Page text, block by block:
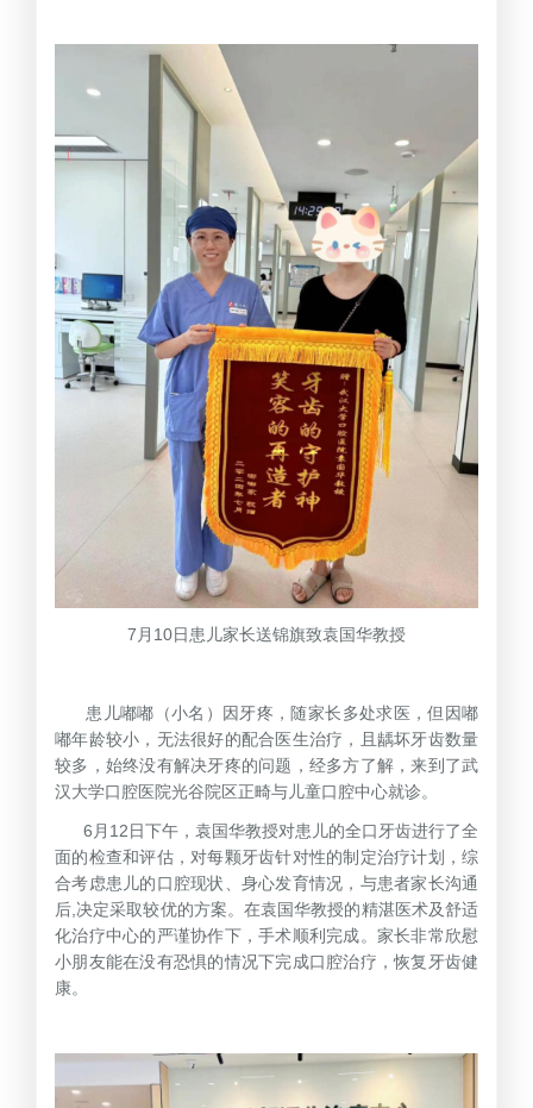
7月10日患儿家长送锦旗致袁国华教授
患儿嘟嘟（小名）因牙疼，随家长多处求医，但因嘟
嘟年龄较小，无法很好的配合医生治疗，且龋坏牙齿数量
较多，始终没有解决牙疼的问题，经多方了解，来到了武
汉大学口腔医院光谷院区正畸与儿童口腔中心就诊。
6月12日下午，袁国华教授对患儿的全口牙齿进行了全
面的检查和评估，对每颗牙齿针对性的制定治疗计划，综
合考虑患儿的口腔现状、身心发育情况，与患者家长沟通
后,决定采取较优的方案。在袁国华教授的精湛医术及舒适
化治疗中心的严谨协作下，手术顺利完成。家长非常欣慰
小朋友能在没有恐惧的情况下完成口腔治疗，恢复牙齿健
康。